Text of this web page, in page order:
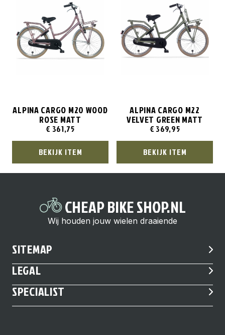
ALPINA CARGO M20 WOOD
ROSE MATT
€ 361,75
BEKIJK ITEM
ALPINA CARGO M22
VELVET GREEN MATT
€ 369,95
BEKIJK ITEM
CHEAP BIKE SHOP.NL
Wij houden jouw wielen draaiende
SITEMAP
LEGAL
SPECIALIST